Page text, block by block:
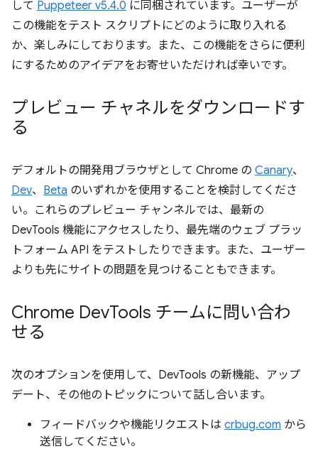
して Puppeteer v5.4.0 に同梱されています。ユーザーが
この機能をテスト スクリプトにどのように取り入れる
か、楽しみにしております。また、この機能をさらに便利
にするためのアイデアをお寄せいただければ幸いです。
プレビュー チャネルをダウンロードす
る
デフォルトの開発用ブラウザとして Chrome の Canary、
Dev、 Beta のいずれかを使用することを検討してくださ
い。これらのプレビュー チャンネルでは、最新の
DevTools 機能にアクセスしたり、最先端のウェブ プラッ
トフォーム API をテストしたりできます。また、ユーザー
よりも先にサイトの問題を見つけることもできます。
Chrome DevTools チームに問い合わ
せる
次のオプションを使用して、DevTools の新機能、アップ
デート、その他のトピックについて話し合います。
フィードバックや機能リクエストは crbug.com から
送信してください。